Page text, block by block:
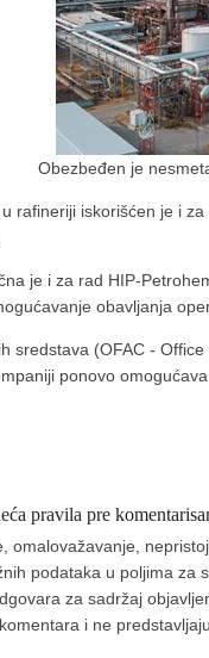
Obezbeđen je
rafineriji iskorišćen je i
je i za rad HIP-
obavljanja
sredstava (OFAC -
ponovo
pravila pre
omalovažavanje,
podataka u poljima
za sadržaj
i ne